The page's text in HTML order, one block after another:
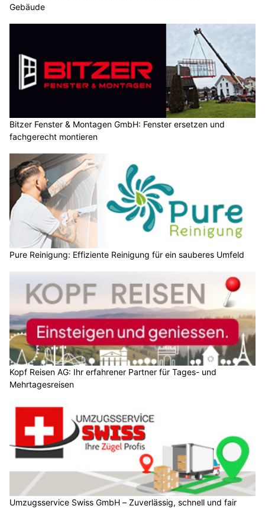
Gebäude
Bitzer Fenster & Montagen GmbH: Fenster ersetzen und
fachgerecht montieren
Pure Reinigung: Effiziente Reinigung für ein sauberes Umfeld
Kopf Reisen AG: Ihr erfahrener Partner für Tages- und
Mehrtagesreisen
Umzugsservice Swiss GmbH – Zuverlässig, schnell und fair